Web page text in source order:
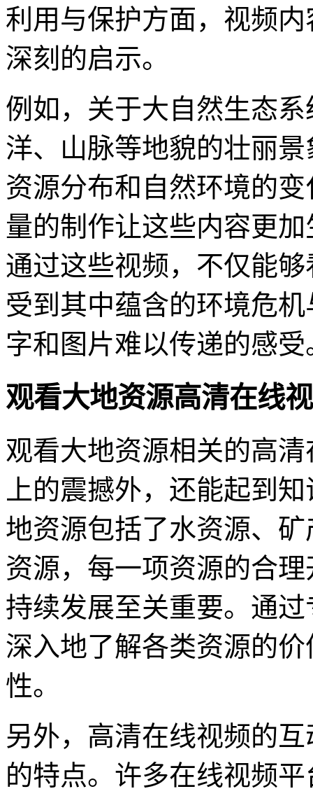
利用与保护方面，视频
深刻的启示。
例如，关于大自然生态
洋、山脉等地貌的壮丽
资源分布和自然环境的
量的制作让这些内容更
通过这些视频，不仅能
受到其中蕴含的环境危
字和图片难以传递的感受
观看大地资源高清在线
观看大地资源相关的高
上的震撼外，还能起到
地资源包括了水资源、
资源，每一项资源的合
持续发展至关重要。通
深入地了解各类资源的
性。
另外，高清在线视频的
的特点。许多在线视频